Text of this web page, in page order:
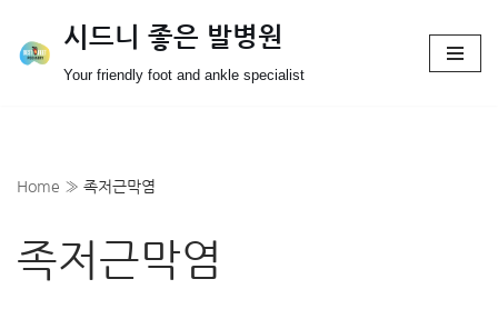
Skip
시드니 좋은 발병원
Your friendly foot and ankle specialist
Home » 족저근막염
족저근막염